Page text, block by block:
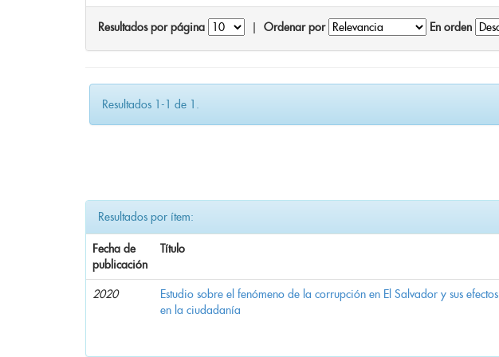
Resultados por página Ordenar por En orden
Resultados 1-1 de 1.
Resultados por ítem:
Fecha de
publicación
Título
2020
Estudio sobre el fenómeno de la corrupción en El Salvador y sus efectos
en la ciudadanía